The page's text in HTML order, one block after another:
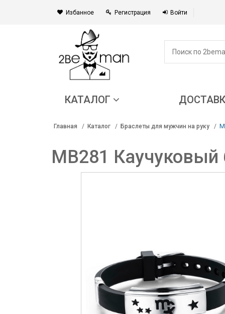
Избанное Регистрация Войти
КАТАЛОГ
Главная Каталог Браслеты для мужчин на руку
MB281 Каучуковый